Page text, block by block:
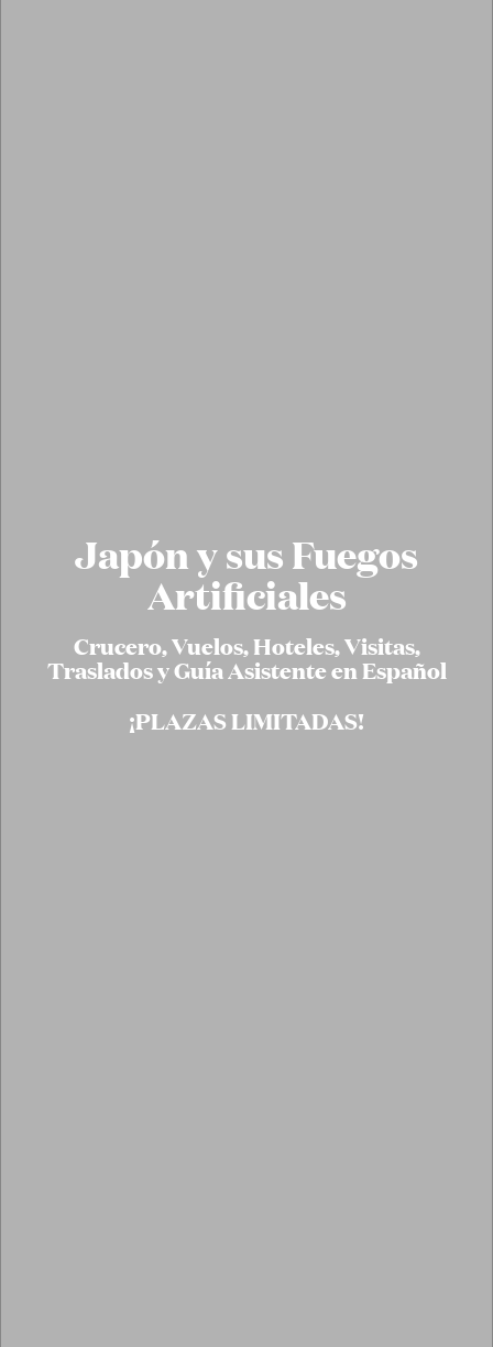
Japón ysus Fuegos
Artificiales
Crucero, Vuelos, Hoteles, Visitas,
Traslados y Guía Asistente en Español
¡PLAZAS LIMITADAS!